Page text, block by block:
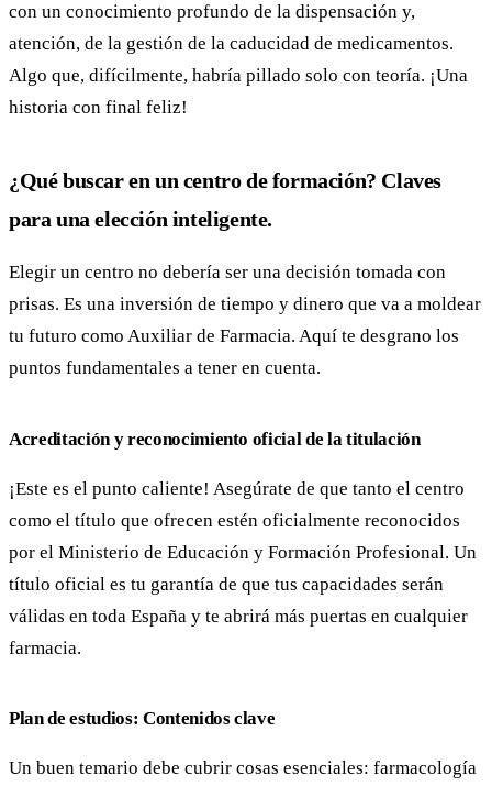
con un conocimiento profundo de la dispensación y,
atención, de la gestión de la caducidad de medicamentos.
Algo que, difícilmente, habría pillado solo con teoría. ¡Una
historia con final feliz!
¿Qué buscar en un centro de formación? Claves
para una elección inteligente.
Elegir un centro no debería ser una decisión tomada con
prisas. Es una inversión de tiempo y dinero que va a moldear
tu futuro como Auxiliar de Farmacia. Aquí te desgrano los
puntos fundamentales a tener en cuenta.
Acreditación y reconocimiento oficial de la titulación
¡Este es el punto caliente! Asegúrate de que tanto el centro
como el título que ofrecen estén oficialmente reconocidos
por el Ministerio de Educación y Formación Profesional. Un
título oficial es tu garantía de que tus capacidades serán
válidas en toda España y te abrirá más puertas en cualquier
farmacia.
Plan de estudios: Contenidos clave
Un buen temario debe cubrir cosas esenciales: farmacología